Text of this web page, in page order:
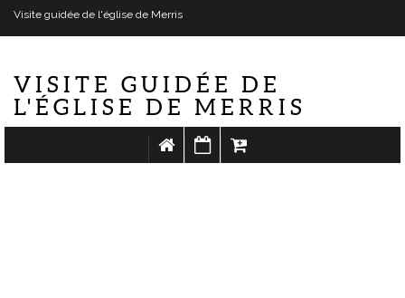
Visite guidée de l'église de Merris
VISITE GUIDÉE DE
L'ÉGLISE DE MERRIS